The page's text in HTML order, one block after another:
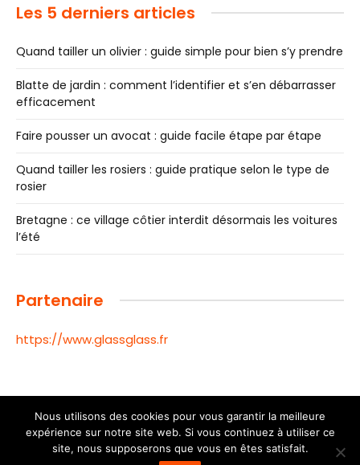
Les 5 derniers articles
Quand tailler un olivier : guide simple pour bien s’y prendre
Blatte de jardin : comment l’identifier et s’en débarrasser
efficacement
Faire pousser un avocat : guide facile étape par étape
Quand tailler les rosiers : guide pratique selon le type de
rosier
Bretagne : ce village côtier interdit désormais les voitures
l’été
Partenaire
https://www.glassglass.fr
© 2026 Toutes les informations de la ville de Toulouse |
Mentions Légales
Contactez nous|
Nous utilisons des cookies pour vous garantir la meilleure
expérience sur notre site web. Si vous continuez à utiliser ce
site, nous supposerons que vous en êtes satisfait.